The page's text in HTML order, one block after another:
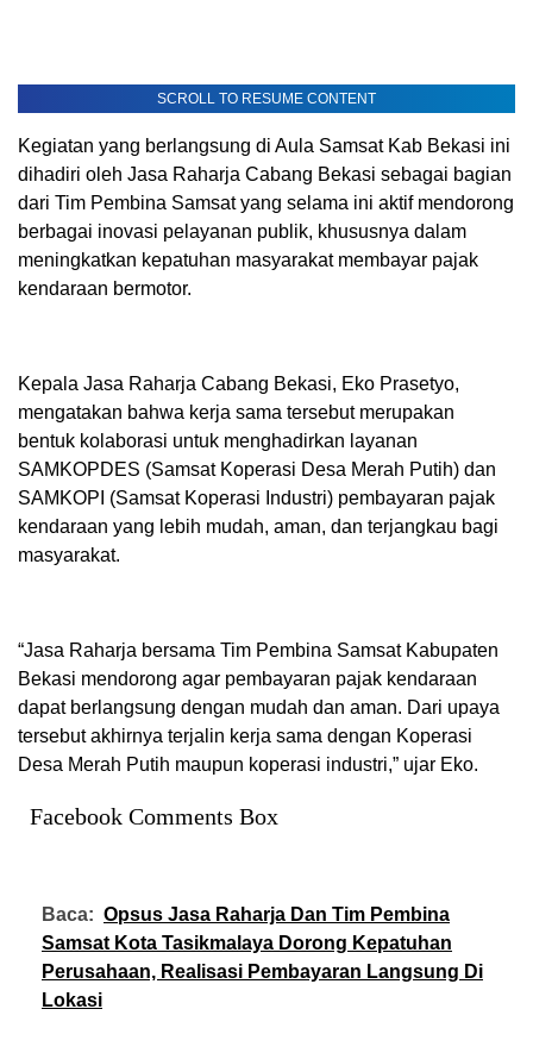
SCROLL TO RESUME CONTENT
Kegiatan yang berlangsung di Aula Samsat Kab Bekasi ini
dihadiri oleh Jasa Raharja Cabang Bekasi sebagai bagian
dari Tim Pembina Samsat yang selama ini aktif mendorong
berbagai inovasi pelayanan publik, khususnya dalam
meningkatkan kepatuhan masyarakat membayar pajak
kendaraan bermotor.
Kepala Jasa Raharja Cabang Bekasi, Eko Prasetyo,
mengatakan bahwa kerja sama tersebut merupakan
bentuk kolaborasi untuk menghadirkan layanan
SAMKOPDES (Samsat Koperasi Desa Merah Putih) dan
SAMKOPI (Samsat Koperasi Industri) pembayaran pajak
kendaraan yang lebih mudah, aman, dan terjangkau bagi
masyarakat.
“Jasa Raharja bersama Tim Pembina Samsat Kabupaten
Bekasi mendorong agar pembayaran pajak kendaraan
dapat berlangsung dengan mudah dan aman. Dari upaya
tersebut akhirnya terjalin kerja sama dengan Koperasi
Desa Merah Putih maupun koperasi industri,” ujar Eko.
Facebook Comments Box
Baca: Opsus Jasa Raharja Dan Tim Pembina
Samsat Kota Tasikmalaya Dorong Kepatuhan
Perusahaan, Realisasi Pembayaran Langsung Di
Lokasi